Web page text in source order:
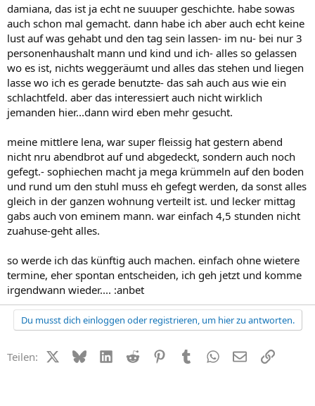
damiana, das ist ja echt ne suuuper geschichte. habe sowas
auch schon mal gemacht. dann habe ich aber auch echt keine
lust auf was gehabt und den tag sein lassen- im nu- bei nur 3
personenhaushalt mann und kind und ich- alles so gelassen
wo es ist, nichts weggeräumt und alles das stehen und liegen
lasse wo ich es gerade benutzte- das sah auch aus wie ein
schlachtfeld. aber das interessiert auch nicht wirklich
jemanden hier...dann wird eben mehr gesucht.
meine mittlere lena, war super fleissig hat gestern abend
nicht nru abendbrot auf und abgedeckt, sondern auch noch
gefegt.- sophiechen macht ja mega krümmeln auf den boden
und rund um den stuhl muss eh gefegt werden, da sonst alles
gleich in der ganzen wohnung verteilt ist. und lecker mittag
gabs auch von eminem mann. war einfach 4,5 stunden nicht
zuahuse-geht alles.
so werde ich das künftig auch machen. einfach ohne wietere
termine, eher spontan entscheiden, ich geh jetzt und komme
irgendwann wieder.... :anbet
Du musst dich einloggen oder registrieren, um hier zu antworten.
Teilen: X (Twitter)
BlueskyLinkedIn
Reddit PinterestTumblr WhatsApp
E-MailLink